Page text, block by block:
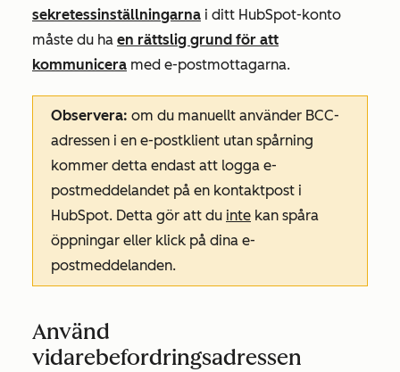
sekretessinställningarna i ditt HubSpot-konto
måste du ha en rättslig grund för att
kommunicera med e-postmottagarna.
Observera: om du manuellt använder BCC-
adressen i en e-postklient utan spårning
kommer detta endast att logga e-
postmeddelandet på en kontaktpost i
HubSpot. Detta gör att du inte kan spåra
öppningar eller klick på dina e-
postmeddelanden.
Använd
vidarebefordringsadressen